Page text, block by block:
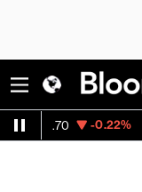
-0.22% ETH/